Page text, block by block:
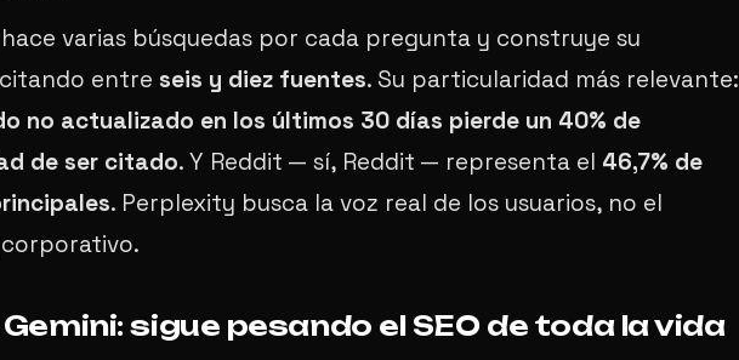
varias búsquedas por cada pregunta y construye su
entre seis y diez fuentes. Su particularidad más relevante:
no actualizado en los últimos 30 días pierde un 40% de
de ser citado. Y Reddit — sí, Reddit — representa el 46,7% de
. Perplexity busca la voz real de los usuarios, no el
sigue pesando el SEO de toda la vida